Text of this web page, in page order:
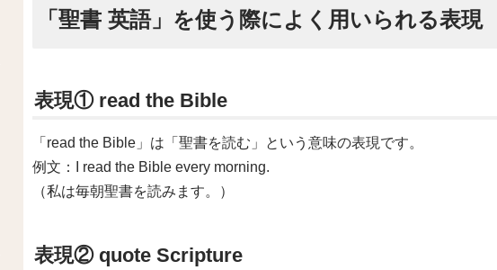
「聖書 英語」を使う際によく用いられる表現
表現① read the Bible
「read the Bible」は「聖書を読む」という意味の表現です。
例文：I read the Bible every morning.
（私は毎朝聖書を読みます。）
表現② quote Scripture